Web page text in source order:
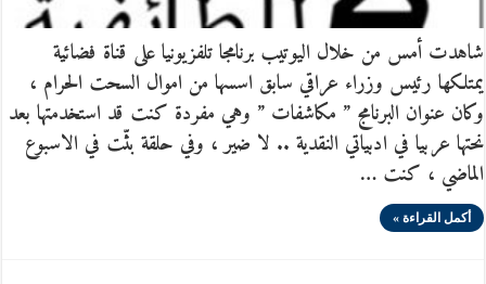
شاهدت أمس من خلال اليوتيب برنامجا تلفزيونيا على قناة فضائية
يمتلكها رئيس وزراء عراقي سابق اسسها من اموال السحت الحرام ،
وكان عنوان البرنامج ” مكاشفات ” وهي مفردة كنت قد استخدمتها بعد
نحتها عربيا في ادبياتي النقدية .. لا ضير ، وفي حلقة بثّت في الاسبوع
الماضي ، كنت …
أكمل القراءة »